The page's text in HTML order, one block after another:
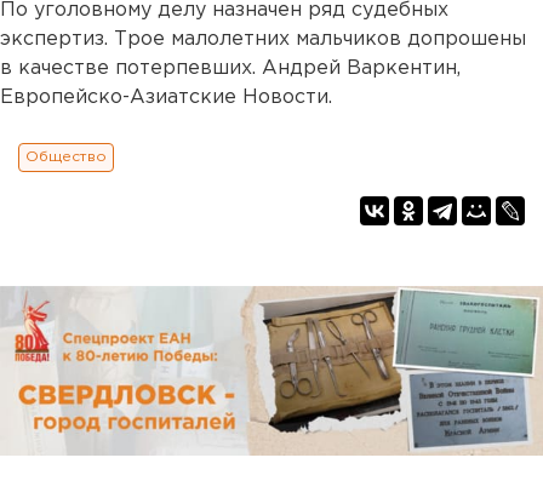
По уголовному делу назначен ряд судебных
экспертиз. Трое малолетних мальчиков допрошены
в качестве потерпевших. Андрей Варкентин,
Европейско-Азиатские Новости.
Общество